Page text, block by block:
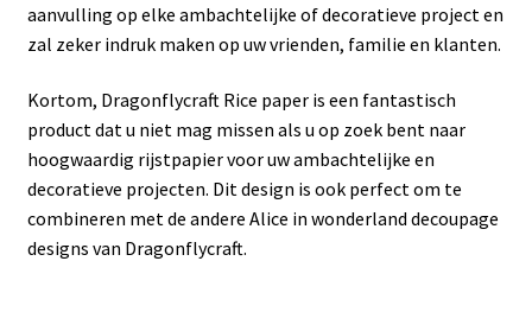
aanvulling op elke ambachtelijke of decoratieve project en
zal zeker indruk maken op uw vrienden, familie en klanten.
Kortom, Dragonflycraft Rice paper is een fantastisch
product dat u niet mag missen als u op zoek bent naar
hoogwaardig rijstpapier voor uw ambachtelijke en
decoratieve projecten. Dit design is ook perfect om te
combineren met de andere Alice in wonderland decoupage
designs van Dragonflycraft.